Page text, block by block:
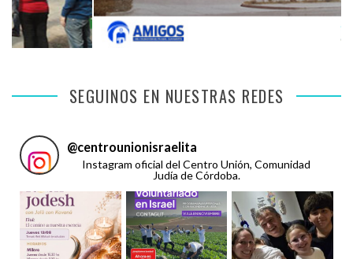
SEGUINOS EN NUESTRAS REDES
@centrounionisraelita
Instagram oficial del Centro Unión, Comunidad
Judía de Córdoba.